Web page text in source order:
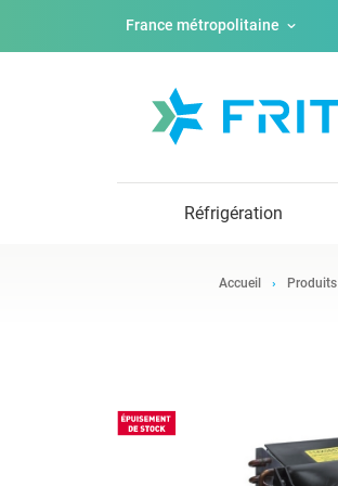
France métropolitaine
Réfrigération
Accueil Produits